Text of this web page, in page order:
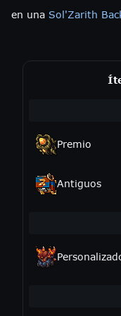
en una Sol'Zarith
Premio
Antiguos